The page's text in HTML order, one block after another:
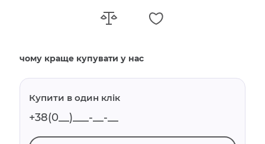
чому краще купувати у нас
Купити в один клік